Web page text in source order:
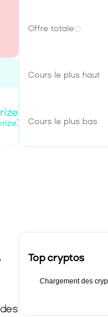
Offre totale
Cours le plus haut
Cours le plus bas
Top cryptos
Chargement des